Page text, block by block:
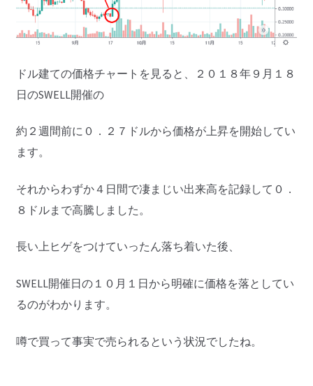
ドル建ての価格チャートを見ると、２０１８年９月１８
日のSWELL開催の
約２週間前に０．２７ドルから価格が上昇を開始してい
ます。
それからわずか４日間で凄まじい出来高を記録して０．
８ドルまで高騰しました。
長い上ヒゲをつけていったん落ち着いた後、
SWELL開催日の１０月１日から明確に価格を落としてい
るのがわかります。
噂で買って事実で売られるという状況でしたね。